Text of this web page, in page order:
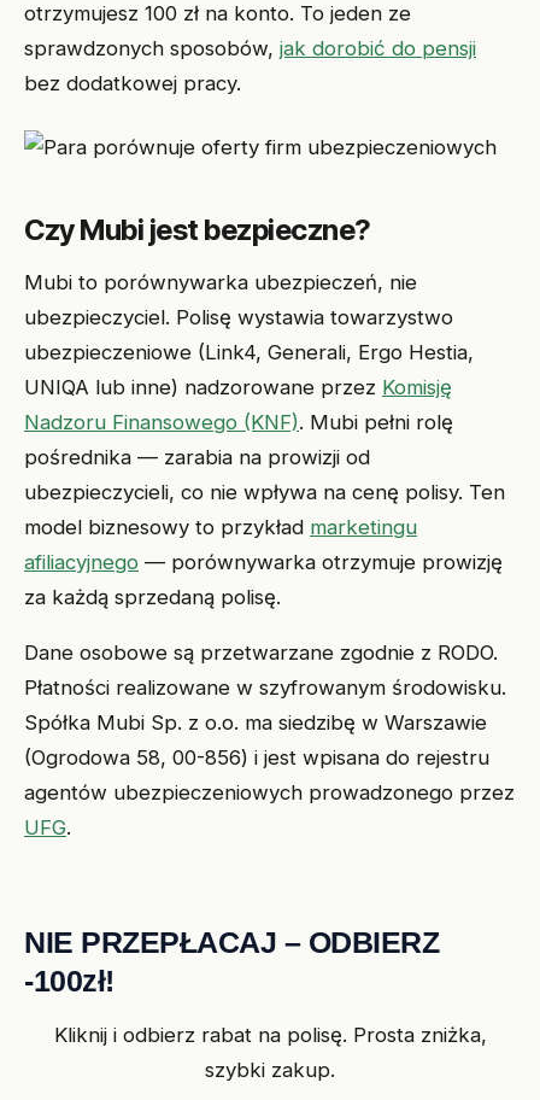
otrzymujesz 100 zł na konto. To jeden ze
sprawdzonych sposobów, jak dorobić do pensji
bez dodatkowej pracy.
Czy Mubi jest bezpieczne?
Mubi to porównywarka ubezpieczeń, nie
ubezpieczyciel. Polisę wystawia towarzystwo
ubezpieczeniowe (Link4, Generali, Ergo Hestia,
UNIQA lub inne) nadzorowane przez Komisję
Nadzoru Finansowego (KNF). Mubi pełni rolę
pośrednika — zarabia na prowizji od
ubezpieczycieli, co nie wpływa na cenę polisy. Ten
model biznesowy to przykład marketingu
afiliacyjnego — porównywarka otrzymuje prowizję
za każdą sprzedaną polisę.
Dane osobowe są przetwarzane zgodnie z RODO.
Płatności realizowane w szyfrowanym środowisku.
Spółka Mubi Sp. z o.o. ma siedzibę w Warszawie
(Ogrodowa 58, 00-856) i jest wpisana do rejestru
agentów ubezpieczeniowych prowadzonego przez
UFG.
NIE PRZEPŁACAJ – ODBIERZ
-100zł!
Kliknij i odbierz rabat na polisę. Prosta zniżka,
szybki zakup.